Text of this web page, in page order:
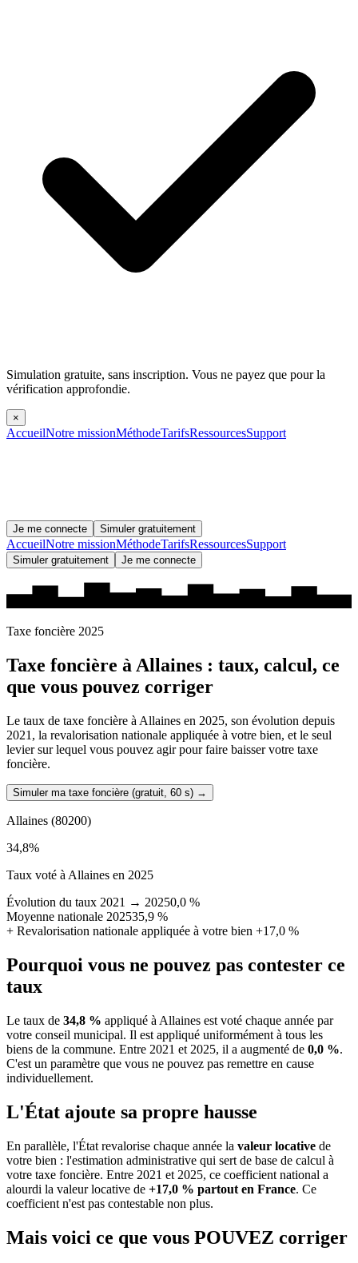
Simulation gratuite, sans inscription. Vous ne payez que pour la
vérification approfondie.
×
AccueilNotre missionMéthodeTarifsRessourcesSupport
Je me connecte Simuler gratuitement
AccueilNotre missionMéthodeTarifsRessourcesSupport
Simuler gratuitement Je me connecte
Taxe foncière 2025
Taxe foncière àAllaines : taux, calcul, ce
que vous pouvez corriger
Le taux de taxe foncière à Allaines en 2025, son évolution depuis
2021, la revalorisation nationale appliquée à votre bien, et le seul
levier sur lequel vous pouvez agir pour faire baisser votre taxe
foncière.
Simuler ma taxe foncière (gratuit, 60 s) →
Allaines (80200)
34,8%
Taux voté à Allaines en 2025
Évolution du taux 2021 → 20250,0 %
Moyenne nationale 202535,9 %
+ Revalorisation nationale appliquée à votre bien +17,0 %
Pourquoi vous ne pouvez pas contester ce
taux
Le taux de 34,8 % appliqué à Allaines est voté chaque année par
votre conseil municipal. Il est appliqué uniformément à tous les
biens de la commune. Entre 2021 et 2025, il a augmenté de 0,0 %.
C'est un paramètre que vous ne pouvez pas remettre en cause
individuellement.
L'État ajoute sa propre hausse
En parallèle, l'État revalorise chaque année la valeur locative de
votre bien : l'estimation administrative qui sert de base de calcul à
votre taxe foncière. Entre 2021 et 2025, ce coefficient national a
alourdi la valeur locative de +17,0 % partout en France. Ce
coefficient n'est pas contestable non plus.
Mais voici ce que vous POUVEZ corriger